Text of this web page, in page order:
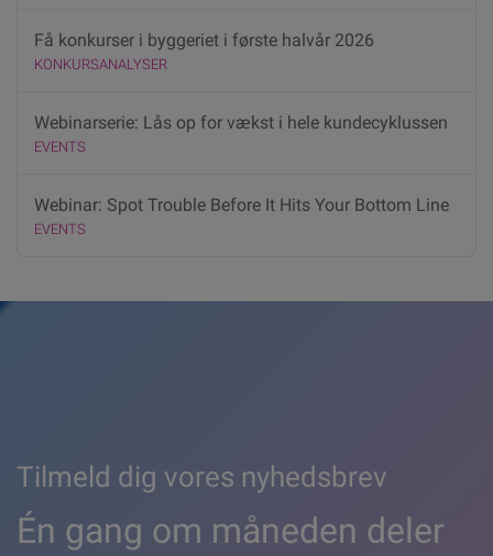
Få konkurser i byggeriet i første halvår 2026
KONKURSANALYSER
Webinarserie: Lås op for vækst i hele kundecyklussen
EVENTS
Webinar: Spot Trouble Before It Hits Your Bottom Line
EVENTS
Tilmeld dig vores nyhedsbrev
Én gang om måneden deler